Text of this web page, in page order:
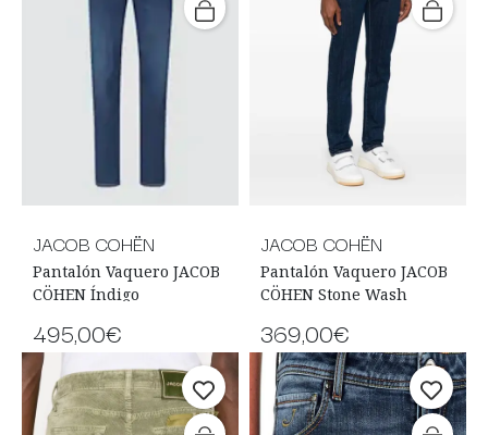
JACOB COHËN
Pantalón Vaquero JACOB
CÖHEN Índigo
495,00€
JACOB COHËN
Pantalón Vaquero JACOB
CÖHEN Stone Wash
369,00€